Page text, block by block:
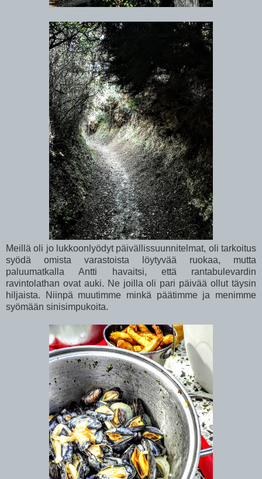
Meillä oli jo lukkoonlyödyt päivällissuunnitelmat, oli tarkoitus
syödä omista varastoista löytyvää ruokaa, mutta
paluumatkalla Antti havaitsi, että rantabulevardin
ravintolathan ovat auki. Ne joilla oli pari päivää ollut täysin
hiljaista. Niinpä muutimme minkä päätimme ja menimme
syömään sinisimpukoita.